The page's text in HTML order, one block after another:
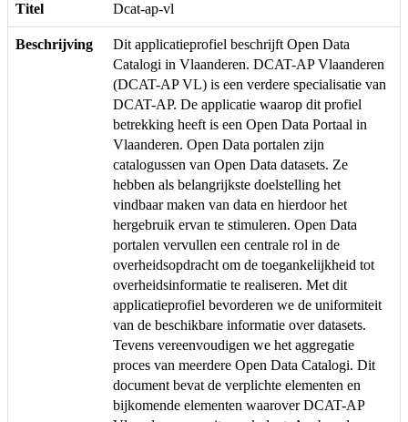
Titel Dcat-ap-vl
Beschrijving
Dit applicatieprofiel beschrijft Open Data
Catalogi in Vlaanderen. DCAT-AP Vlaanderen
(DCAT-AP VL) is een verdere specialisatie van
DCAT-AP. De applicatie waarop dit profiel
betrekking heeft is een Open Data Portaal in
Vlaanderen. Open Data portalen zijn
catalogussen van Open Data datasets. Ze
hebben als belangrijkste doelstelling het
vindbaar maken van data en hierdoor het
hergebruik ervan te stimuleren. Open Data
portalen vervullen een centrale rol in de
overheidsopdracht om de toegankelijkheid tot
overheidsinformatie te realiseren. Met dit
applicatieprofiel bevorderen we de uniformiteit
van de beschikbare informatie over datasets.
Tevens vereenvoudigen we het aggregatie
proces van meerdere Open Data Catalogi. Dit
document bevat de verplichte elementen en
bijkomende elementen waarover DCAT-AP